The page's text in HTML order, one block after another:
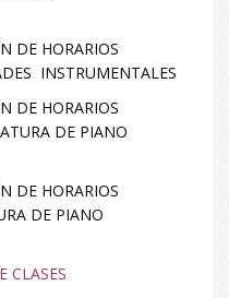
DE HORARIOS
INSTRUMENTALES
DE HORARIOS
DE PIANO
DE HORARIOS
DE PIANO
CLASES